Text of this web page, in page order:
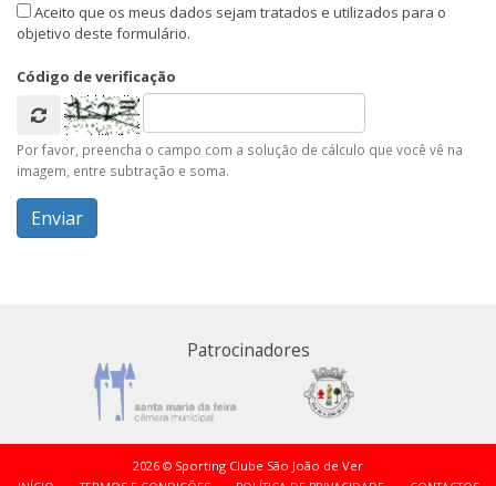
Aceito que os meus dados sejam tratados e utilizados para o
objetivo deste formulário.
Código de verificação
Por favor, preencha o campo com a solução de cálculo que você vê na
imagem, entre subtração e soma.
Patrocinadores
2026 © Sporting Clube São João de Ver